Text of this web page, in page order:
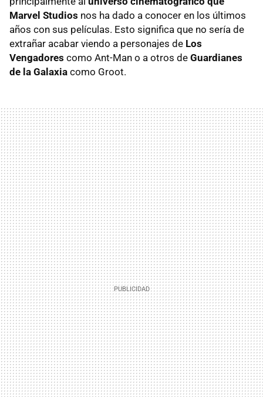
Marvel Studios nos ha dado a conocer en los últimos
años con sus películas. Esto significa que no sería de
extrañar acabar viendo a personajes de Los
Vengadores como Ant-Man o a otros de Guardianes
de la Galaxia como Groot.